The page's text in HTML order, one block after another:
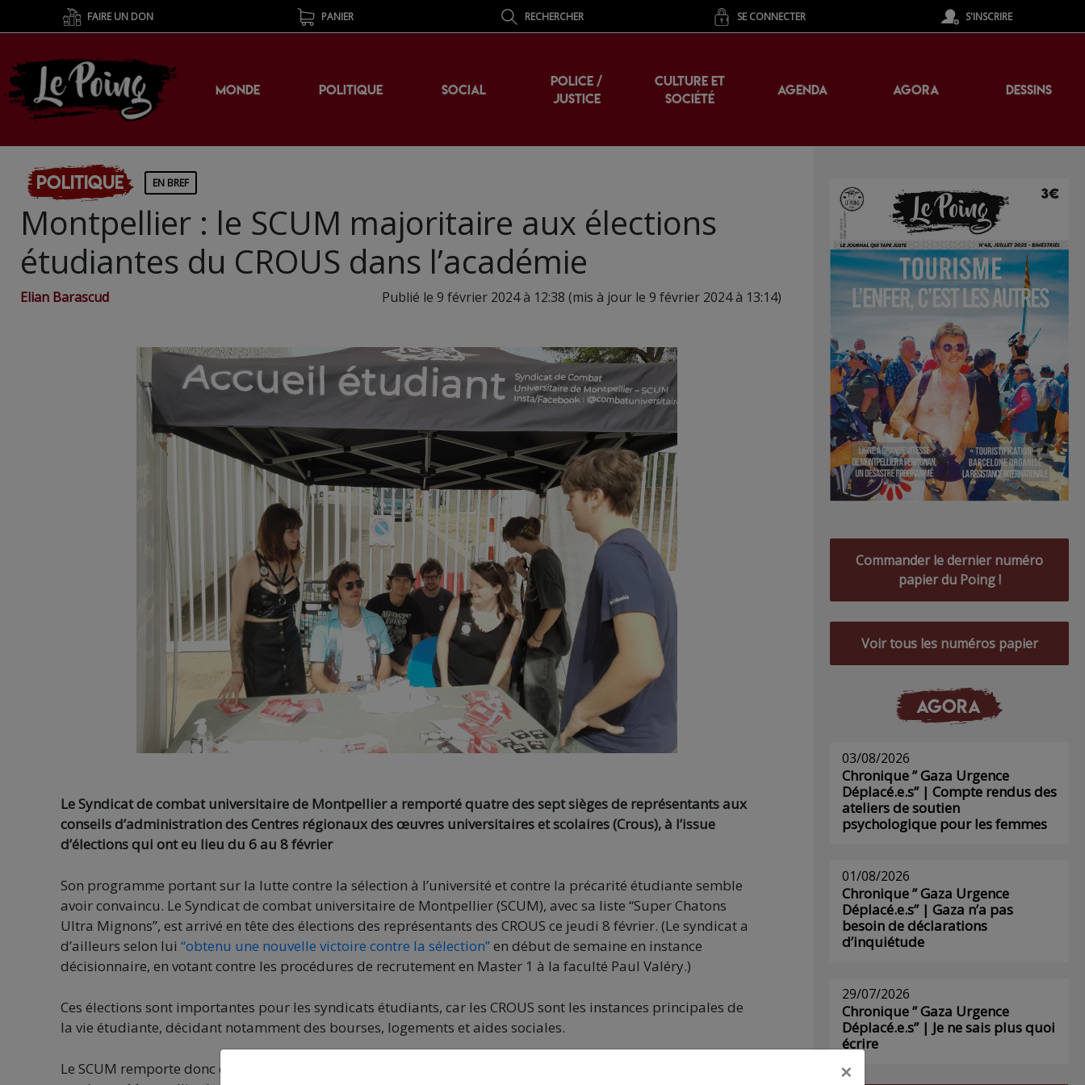
FAIRE UN DON PANIER RECHERCHER SE CONNECTER S'INSCRIRE
MONDE POLITIQUE SOCIAL
POLICE /
JUSTICE
CULTURE ET
SOCIÉTÉ
AGENDA AGORA DESSINS
Politique EN BREF
Montpellier : le SCUM majoritaire aux élections
étudiantes du CROUS dans l’académie
Elian Barascud Publié le 9 février 2024 à 12:38 (mis à jour le 9 février 2024 à 13:14)
Le Syndicat de combat universitaire de Montpellier a remporté quatre des sept sièges de représentants aux
conseils d’administration des Centres régionaux des œuvres universitaires et scolaires (Crous), à l’issue
d’élections qui ont eu lieu du 6 au 8 février
Son programme portant sur la lutte contre la sélection à l’université et contre la précarité étudiante semble
avoir convaincu. Le Syndicat de combat universitaire de Montpellier (SCUM), avec sa liste “Super Chatons
Ultra Mignons”, est arrivé en tête des élections des représentants des CROUS ce jeudi 8 février. (Le syndicat a
d’ailleurs selon lui “obtenu une nouvelle victoire contre la sélection”en début de semaine en instance
décisionnaire, en votant contre les procédures de recrutement en Master 1 à la faculté Paul Valéry.)
Ces élections sont importantes pour les syndicats étudiants, car les CROUS sont les instances principales de
la vie étudiante, décidant notamment des bourses, logements et aides sociales.
Le SCUM remporte donc quatre sièges avec 37 % des suffrages (2466 voix), devant l’Unef, recomposée cette
Commander le dernier numéro
papier du Poing !
Voir tous les numéros papier
AGORA
03/08/2026
Chronique ” Gaza Urgence
Déplacé.e.s” | Compte rendus des
ateliers de soutien
psychologique pour les femmes
01/08/2026
Chronique ” Gaza Urgence
Déplacé.e.s” | Gaza n’a pas
besoin de déclarations
d’inquiétude
29/07/2026
Chronique ” Gaza Urgence
Déplacé.e.s” | Je ne sais plus quoi
écrire
×